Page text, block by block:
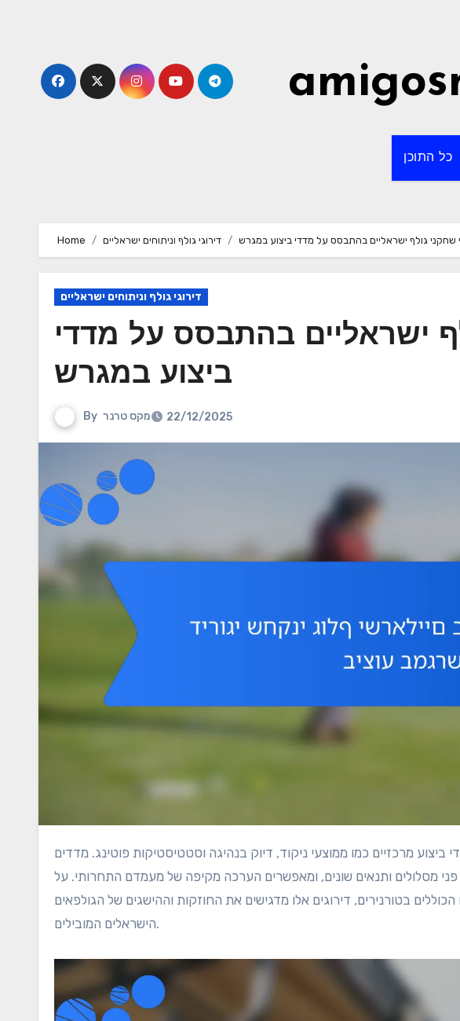
כל התוכן
Home דירוגי גולף וניתוחים ישראליים שחקני גולף ישראליים בהתבסס על מדדי ביצוע במגרש
דירוגי גולף וניתוחים ישראליים
ישראליים בהתבסס על מדדי
ביצוע במגרש
By מקס טרנר 22/12/2025
מסלולים ותנאים שונים, ומאפשרים הערכה מקיפה של מעמדם התחרותי. על
בטורנירים, דירוגים אלו מדגישים את החוזקות וההישגים של הגולפאים
הישראלים המובילים.